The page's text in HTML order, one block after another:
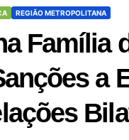
REGIÃO METROPOLITANA
Família
a